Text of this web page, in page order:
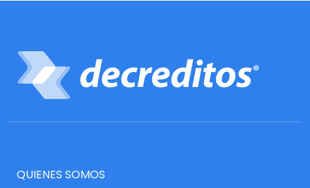
QUIENES SOMOS